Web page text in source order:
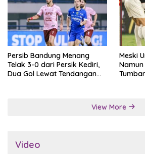
Persib Bandung Menang
Telak 3-0 dari Persik Kediri,
Dua Gol Lewat Tendangan
Meski
View More
Video